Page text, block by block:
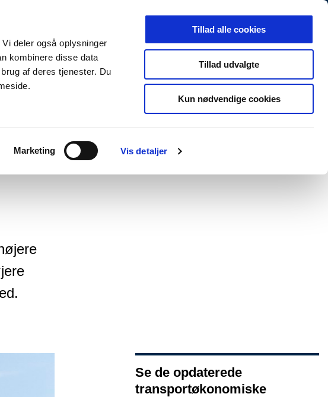
deler også oplysninger
kombinere disse data
af deres tjenester. Du
Marketing Vis detaljer
Tillad alle cookies
Tillad udvalgte
Kun nødvendige cookies
Presse Job og karriere
MINISTERIET
Print Forstør tekst
Se de opdaterede
transportøkonomiske